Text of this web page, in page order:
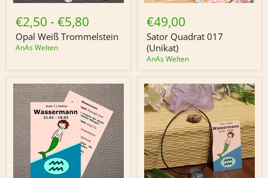
Opal
Weiß
Trommelstein
€2,50 - €5,80
Opal Weiß Trommelstein
AnAs Welten
Sator
Quadrat
017
(Unikat)
€49,00
Sator Quadrat 017
(Unikat)
AnAs Welten